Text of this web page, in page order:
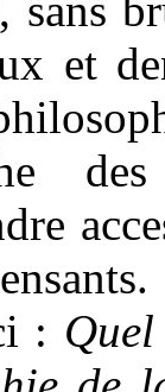
sans
et
: